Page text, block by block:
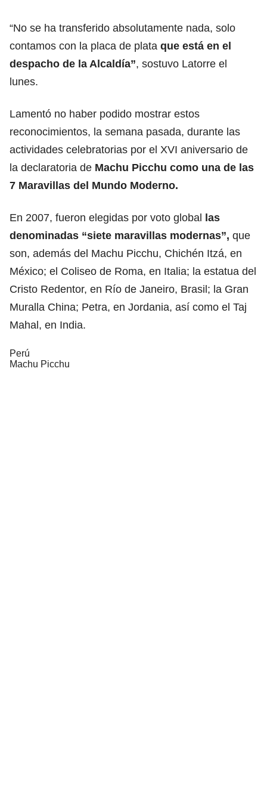
“No se ha transferido absolutamente nada, solo
contamos con la placa de plata que está en el
despacho de la Alcaldía”, sostuvo Latorre el
lunes.
Lamentó no haber podido mostrar estos
reconocimientos, la semana pasada, durante las
actividades celebratorias por el XVI aniversario de
la declaratoria de Machu Picchu como una de las
7 Maravillas del Mundo Moderno.
En 2007, fueron elegidas por voto global las
denominadas “siete maravillas modernas”, que
son, además del Machu Picchu, Chichén Itzá, en
México; el Coliseo de Roma, en Italia; la estatua del
Cristo Redentor, en Río de Janeiro, Brasil; la Gran
Muralla China; Petra, en Jordania, así como el Taj
Mahal, en India.
Perú
Machu Picchu